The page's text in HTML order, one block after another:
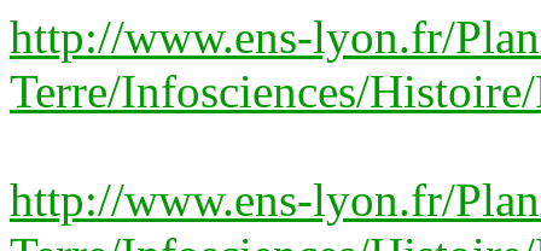
http://www.ens-lyon.fr/
Terre/Infosciences/
http://www.ens-lyon.fr/